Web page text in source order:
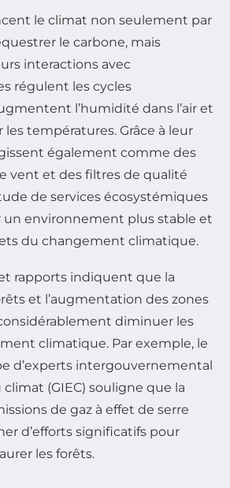
le climat non seulement par
le carbone, mais
interactions avec
régulent les cycles
l’humidité dans l’air et
les températures. Grâce à leur
également comme des
vent et des filtres de qualité
de services écosystémiques
un environnement plus stable et
du changement climatique.
rapports indiquent que la
et l’augmentation des zones
diminuer les
climatique. Par exemple, le
d’experts intergouvernemental
(GIEC) souligne que la
de gaz à effet de serre
d’efforts significatifs pour
les forêts.